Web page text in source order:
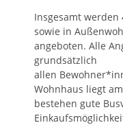
Insgesamt
sowie in
angeboten. Alle
grundsätzlich
allen
Wohnhaus liegt
bestehen gute